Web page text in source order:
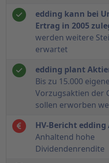
edding kann bei
Ertrag in 2005
werden weitere
erwartet
edding plant
Bis zu 15.000 eigene
Vorzugsaktien der
sollen erworben
HV-Bericht edding
Anhaltend hohe
Dividendenrendite